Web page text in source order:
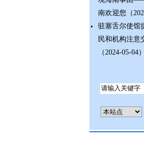
南欢迎您（
驻塞舌尔使馆
民和机构注意
（2024-05-04）